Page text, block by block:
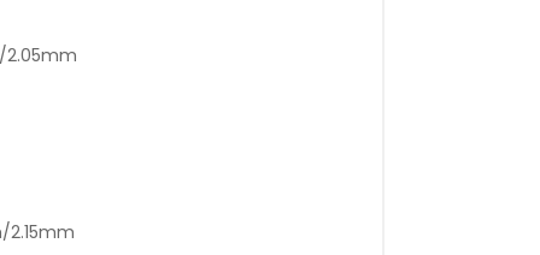
2.05mm
2.15mm